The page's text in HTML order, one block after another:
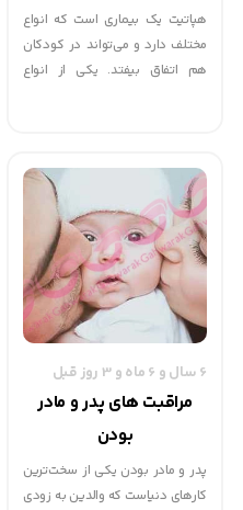
هپاتیت یک بیماری است که انواع
مختلف دارد و می‌تواند در کودکان
هم اتفاق بیفتد. یکی از انواع
شوید.
انواع هپاتیت
هپاتیت نوعی التهاب کبد است که
می‌تواند کودکان و بزرگسالان را
مبتلا کند.
6 سال و 6 ماه و 3 روز قبل
مراقبت های پدر و مادر
بودن
پدر و مادر بودن یکی از سخت‌ترین
کارهای دنیاست که والدین به زودی